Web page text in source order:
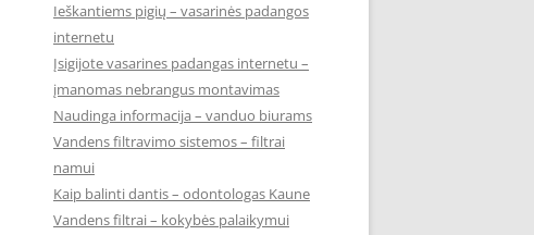
Ieškantiems pigių – vasarinės padangos
internetu
Įsigijote vasarines padangas internetu –
įmanomas nebrangus montavimas
Naudinga informacija – vanduo biurams
Vandens filtravimo sistemos – filtrai
namui
Kaip balinti dantis – odontologas Kaune
Vandens filtrai – kokybės palaikymui